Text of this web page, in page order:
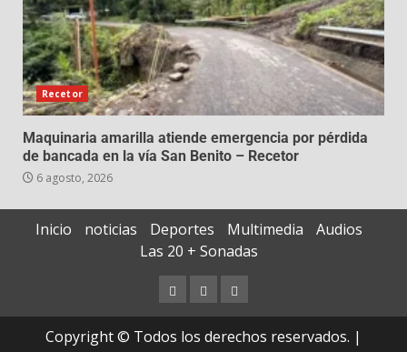
Recetor
Maquinaria amarilla atiende emergencia por pérdida
de bancada en la vía San Benito – Recetor
6 agosto, 2026
Inicio noticias Deportes Multimedia
Audios
Las 20 + Sonadas
Copyright © Todos los derechos reservados. |